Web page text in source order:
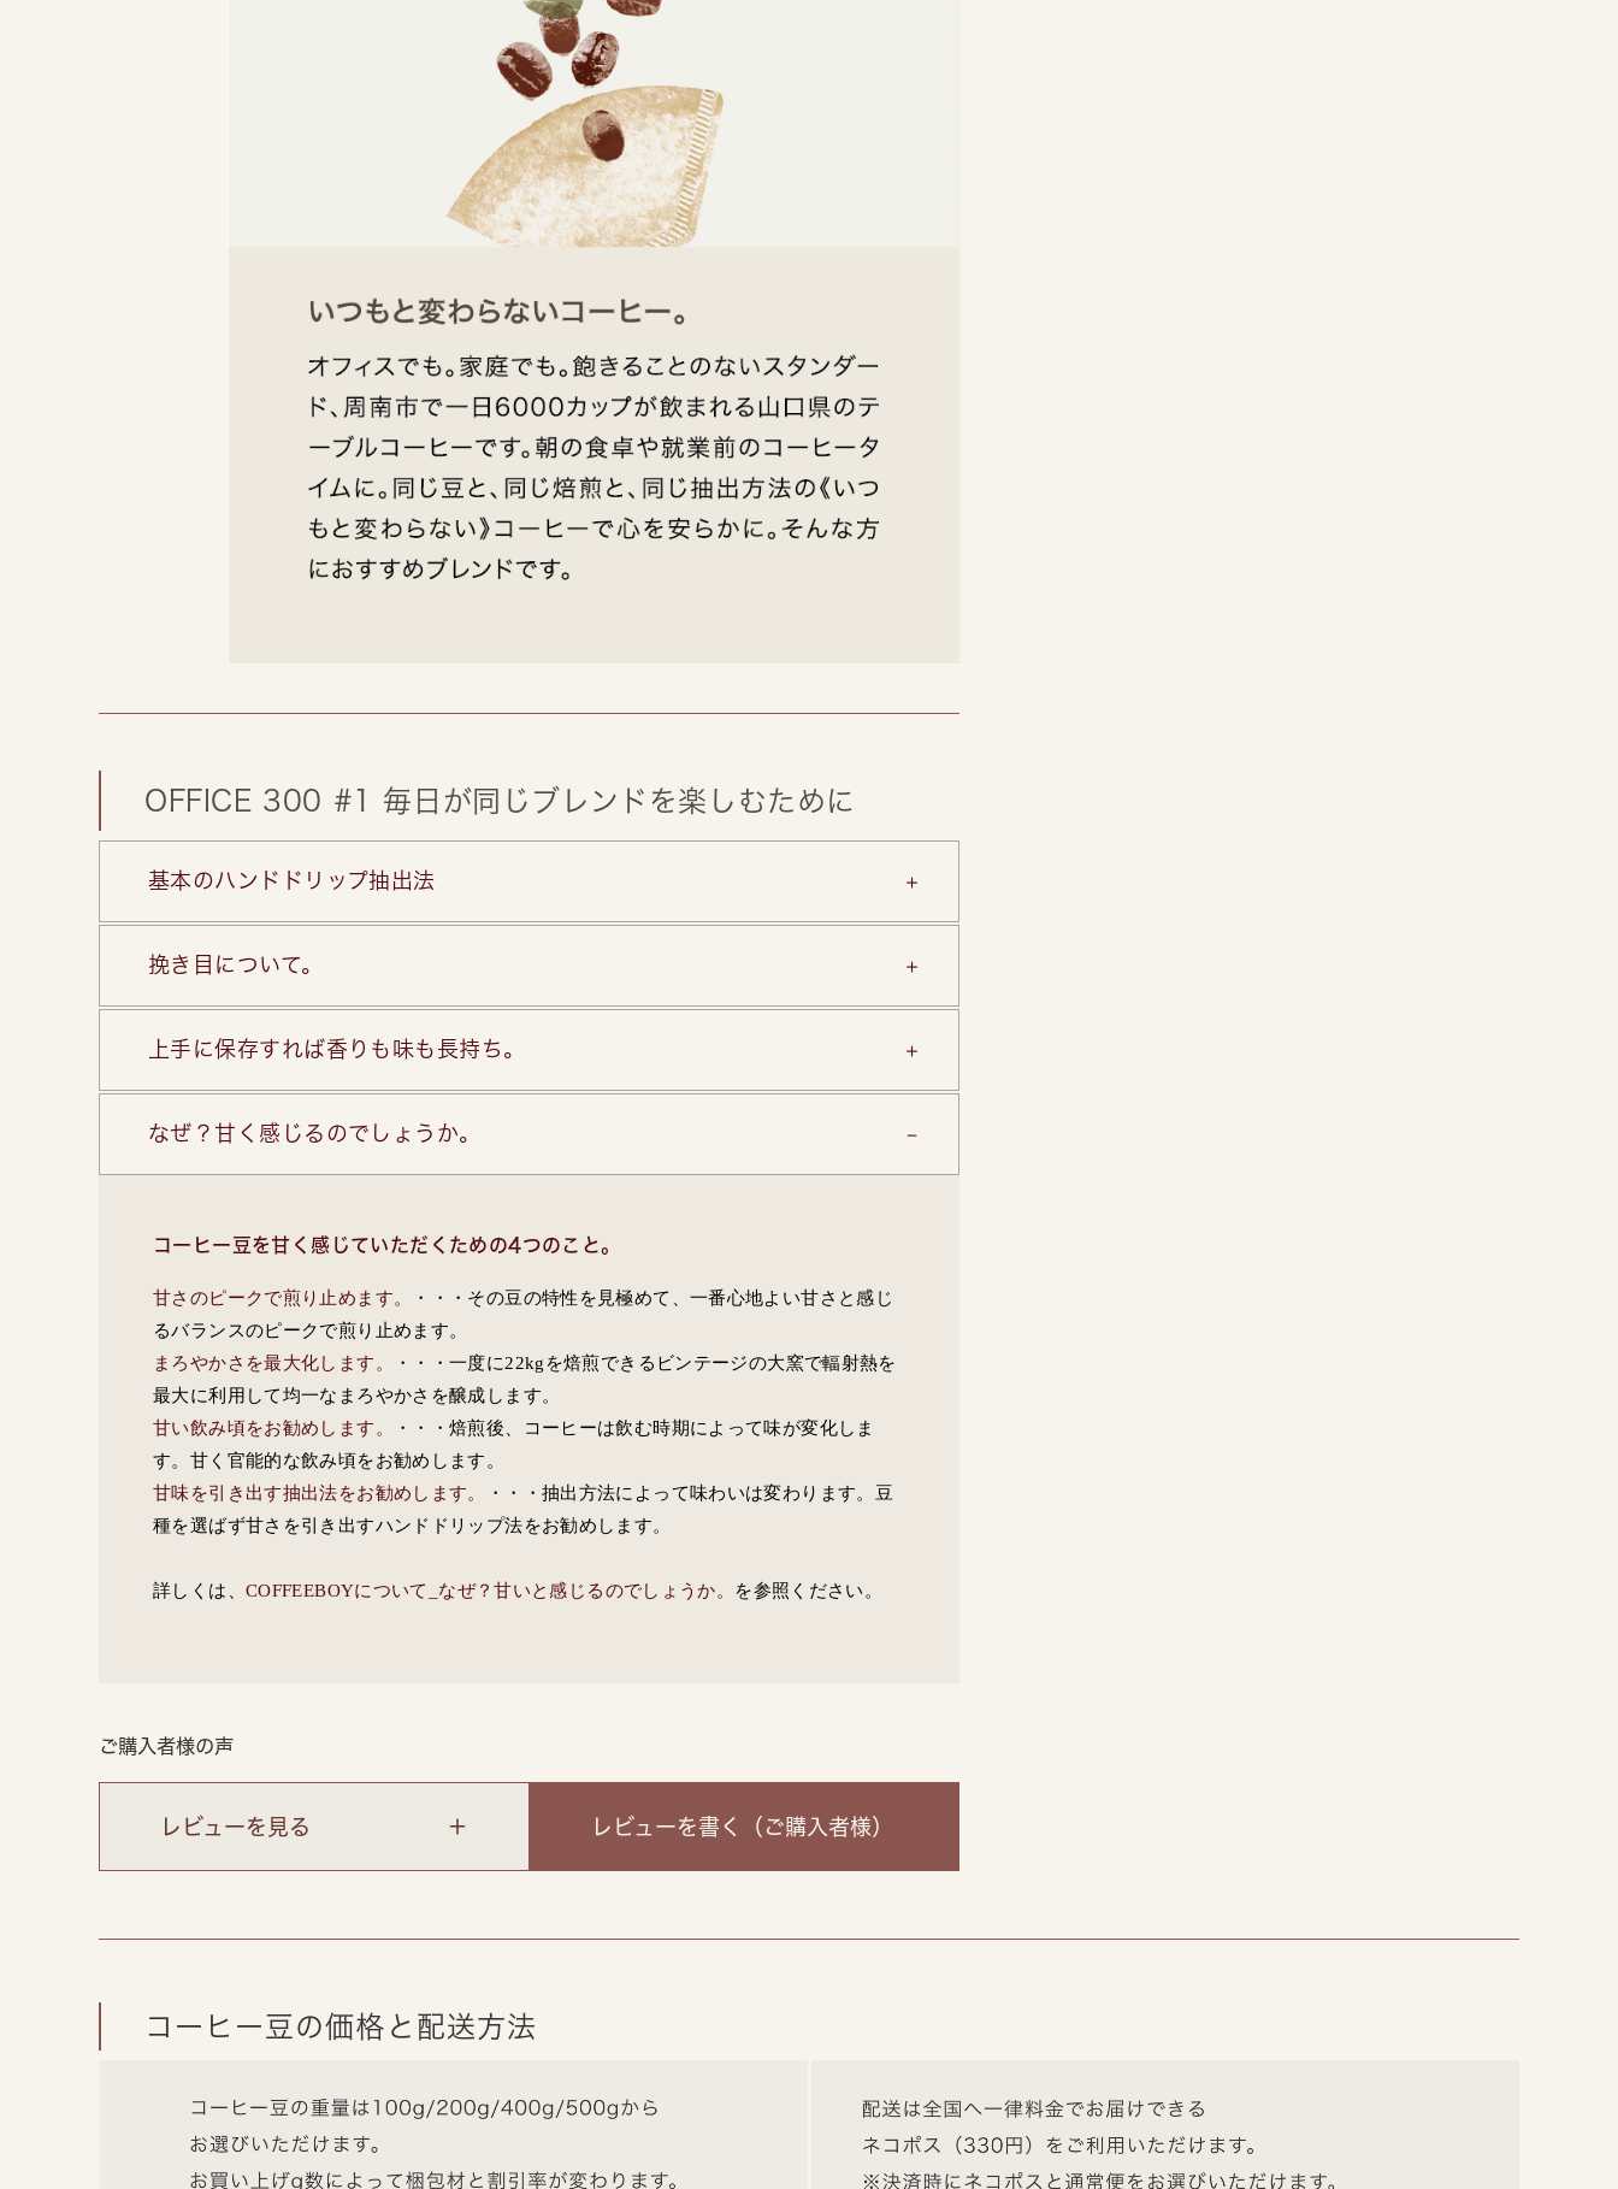
OFFICE 300 #1 毎日が同じブレンドを楽しむために
基本のハンドドリップ抽出法
挽き目について。
上手に保存すれば香りも味も長持ち。
なぜ？甘く感じるのでしょうか。
コーヒー豆を甘く感じていただくための4つのこと。
甘さのピークで煎り止めます。
・・・その豆の特性を見極めて、一番心地よい甘さと感じ
るバランスのピークで煎り止めます。
まろやかさを最大化します。
・・・一度に22kgを焙煎できるビンテージの大窯で輻射熱を
最大に利用して均一なまろやかさを醸成します。
甘い飲み頃をお勧めします。
・・・焙煎後、コーヒーは飲む時期によって味が変化しま
す。甘く官能的な飲み頃をお勧めします。
甘味を引き出す抽出法をお勧めします。
・・・抽出方法によって味わいは変わります。豆
種を選ばず甘さを引き出すハンドドリップ法をお勧めします。
詳しくは、 COFFEEBOYについて_なぜ？甘いと感じるのでしょうか。 を参照ください。
ご購入者様の声
レビューを見る レビューを書く （ご購入者様）
コーヒー豆の価格と配送方法